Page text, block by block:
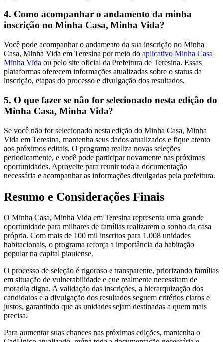
4. Como acompanhar o andamento da minha
inscrição no Minha Casa, Minha Vida?
Você pode acompanhar o andamento da sua inscrição no Minha
Casa, Minha Vida em Teresina por meio do aplicativo Minha Casa
Minha Vida ou pelo site oficial da Prefeitura de Teresina. Essas
plataformas oferecem informações atualizadas sobre o status da
inscrição, etapas do processo e divulgação dos resultados.
5. O que fazer se não for selecionado nesta edição do
Minha Casa, Minha Vida?
Se você não for selecionado nesta edição do Minha Casa, Minha
Vida em Teresina, mantenha seus dados atualizados e fique atento
aos próximos editais. O programa realiza novas seleções
periodicamente, e você pode participar novamente nas próximas
oportunidades. Aproveite para reunir toda a documentação
necessária e acompanhar as informações divulgadas pela prefeitura.
Resumo e Considerações Finais
O Minha Casa, Minha Vida em Teresina representa uma grande
oportunidade para milhares de famílias realizarem o sonho da casa
própria. Com mais de 100 mil inscritos para 1.008 unidades
habitacionais, o programa reforça a importância da habitação
popular na capital piauiense.
O processo de seleção é rigoroso e transparente, priorizando famílias
em situação de vulnerabilidade e que realmente necessitam de
moradia digna. A validação das inscrições, a hierarquização dos
candidatos e a divulgação dos resultados seguem critérios claros e
justos, garantindo que as unidades sejam destinadas a quem mais
precisa.
Para aumentar suas chances nas próximas edições, mantenha o